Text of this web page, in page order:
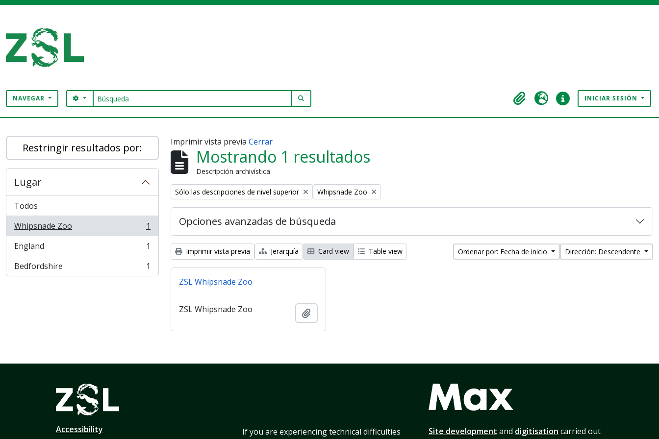
NAVEGAR Búsqueda
SEARCH OPTIONS
Portapapeles
Idioma Enlaces rápidosINICIAR SESIÓN
Restringir resultados por:
Lugar
Todos
Whipsnade Zoo
, 1 resultados
1
England
, 1 resultados
1
Bedfordshire
, 1 resultados 1
Imprimir vista previa Cerrar
Mostrando 1 resultados
Descripción archivística
Remove filter:
Sólo las descripciones de nivel superior Remove filter:
Whipsnade Zoo
Opciones avanzadas de búsqueda
Imprimir vista previa Jerarquía Card view Table view Ordenar por: Fecha de inicio Dirección: Descendente
ZSL Whipsnade Zoo
ZSL Whipsnade Zoo
Accessibility
If you are experiencing technical difficulties
Site development and digitisation carried out